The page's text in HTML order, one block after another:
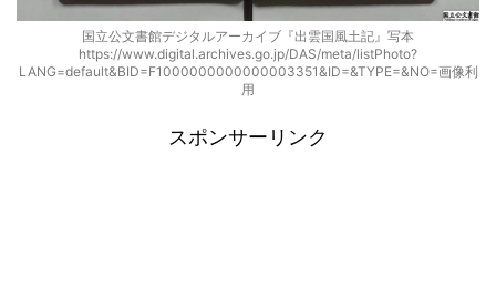
国立公文書館デジタルアーカイブ『出雲国風土記』写本
https://www.digital.archives.go.jp/DAS/meta/listPhoto?
LANG=default&BID=F1000000000000003351&ID=&TYPE=&NO=画像利
用
スポンサーリンク